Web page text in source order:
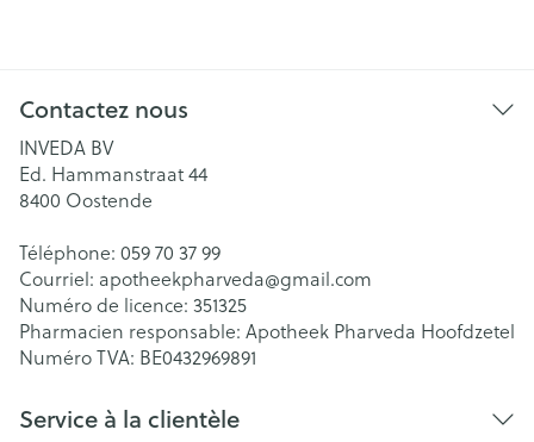
Contactez nous
INVEDA BV
Ed. Hammanstraat 44
8400 Oostende
Téléphone: 059 70 37 99
Courriel: apotheekpharveda@gmail.com
Numéro de licence: 351325
Pharmacien responsable: Apotheek Pharveda Hoofdzetel
Numéro TVA: BE0432969891
Service à la clientèle